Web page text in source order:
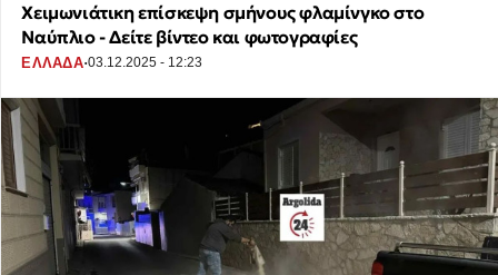
Χειμωνιάτικη επίσκεψη σμήνους φλαμίνγκο στο
Ναύπλιο - Δείτε βίντεο και φωτογραφίες
ΕΛΛΑΔΑ·03.12.2025 - 12:23